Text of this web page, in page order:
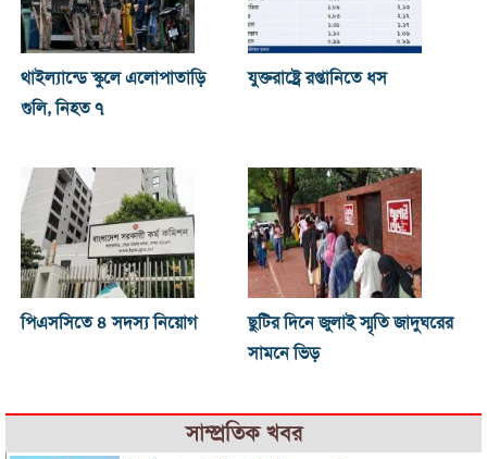
থাইল্যান্ডে স্কুলে এলোপাতাড়ি
গুলি, নিহত ৭
যুক্তরাষ্ট্রে রপ্তানিতে ধস
পিএসসিতে ৪ সদস্য নিয়োগ
ছুটির দিনে জুলাই স্মৃতি জাদুঘরের
সামনে ভিড়
সাম্প্রতিক খবর